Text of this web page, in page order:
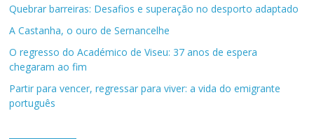
Quebrar barreiras: Desafios e superação no desporto adaptado
A Castanha, o ouro de Sernancelhe
O regresso do Académico de Viseu: 37 anos de espera
chegaram ao fim
Partir para vencer, regressar para viver: a vida do emigrante
português